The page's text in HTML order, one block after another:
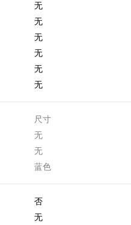
无
无
无
无
无
无
尺寸
无
无
蓝色
否
无